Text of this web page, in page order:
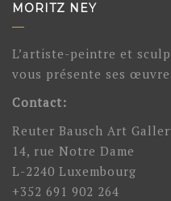
MORITZ NEY
L’artiste-peintre et
vous présente ses
Contact:
Reuter Bausch Art
14, rue Notre Dame
L-2240 Luxembourg
+352 691 902 264